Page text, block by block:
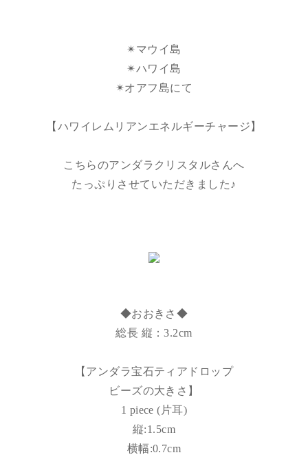
✴︎マウイ島
✴︎ハワイ島
✴︎オアフ島にて
【ハワイレムリアンエネルギーチャージ】
こちらのアンダラクリスタルさんへ
たっぷりさせていただきました♪
◆おおきさ◆
総長 縦：3.2cm
【アンダラ宝石ティアドロップ
ビーズの大きさ】
1 piece (片耳)
縦:1.5cm
横幅:0.7cm